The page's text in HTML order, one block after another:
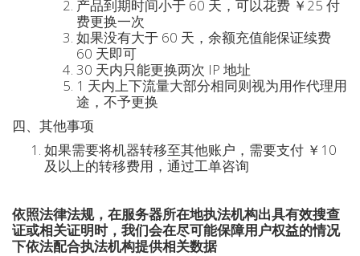
产品到期时间小于 60 天，可以花费 ￥25 付
费更换一次
如果没有大于 60 天，余额充值能保证续费
60 天即可
30 天内只能更换两次 IP 地址
1 天内上下流量大部分相同则视为用作代理用
途，不予更换
四、其他事项
如果需要将机器转移至其他账户，需要支付 ￥10
及以上的转移费用，通过工单咨询
依照法律法规，在服务器所在地执法机构出具有效搜查
证或相关证明时，我们会在尽可能保障用户权益的情况
下依法配合执法机构提供相关数据